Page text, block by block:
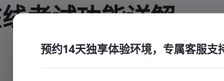
考试功能详解
预约14天独享体验环境，专属客服支